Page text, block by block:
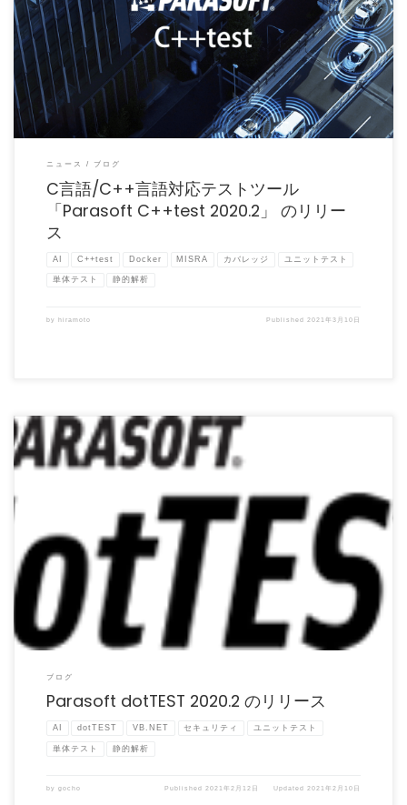
Parasoft C++test 2020.2 が 2021年1月27日にリリースされました。 C+ […]
ニュース ブログ
C言語/C++言語対応テストツール
「Parasoft C++test 2020.2」 のリリー
ス
AI C++test Docker MISRA カバレッジ ユニットテスト
単体テスト 静的解析
by hiramoto Published 2021年3月10日
Parasoft dotTEST 2020.2 がリリースされました。 Parasoft dotTE […]
ブログ
Parasoft dotTEST 2020.2 のリリース
AI dotTEST VB.NET セキュリティ ユニットテスト
単体テスト 静的解析
by gocho Published 2021年2月12日 Updated 2021年2月10日